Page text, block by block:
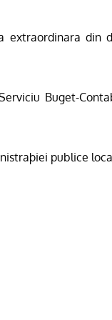
extraordinara din
Buget-
publice